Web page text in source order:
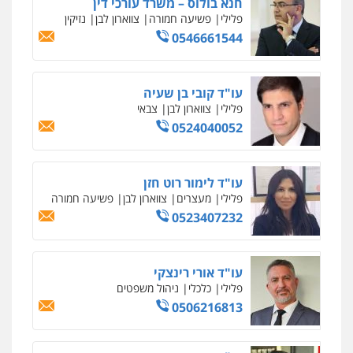
אילן כץ – משרד עורכי דין
משפט פלילי ייצוג שוטרים וסוהרים
ועדות חקירה
0546312410
רעות כהן – משרד עורכי דין
פלילי צווארון לבן
וחקירות
0506277425
עו"ד שאדי דבאח
0505643689
עו"ד נעם שביט
פלילי פשיעה חמורה
פסיכיאטריה משפטית
0506216048